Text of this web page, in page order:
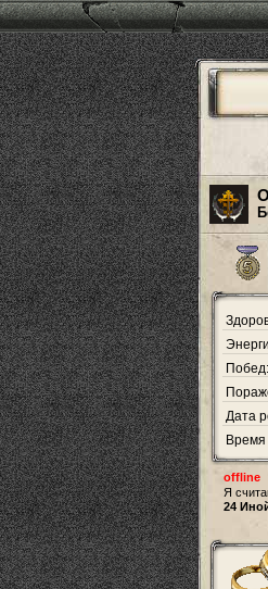
Побед:
Дата
offline
Я
24